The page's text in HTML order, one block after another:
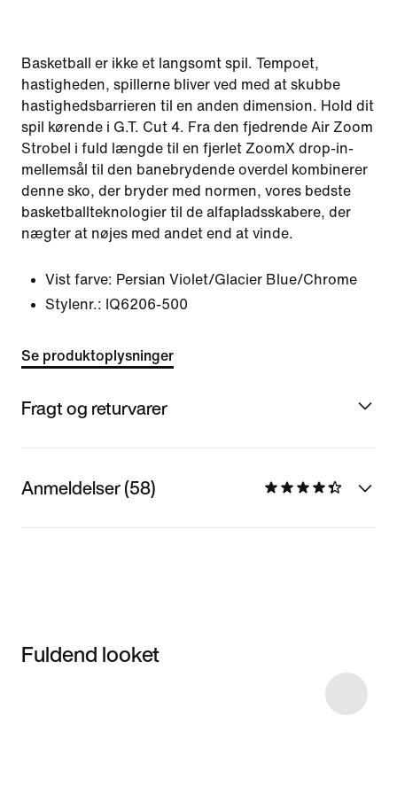
Basketball er ikke et langsomt spil. Tempoet,
hastigheden, spillerne bliver ved med at skubbe
hastighedsbarrieren til en anden dimension. Hold dit
spil kørende i G.T. Cut 4. Fra den fjedrende Air Zoom
Strobel i fuld længde til en fjerlet ZoomX drop-in-
mellemsål til den banebrydende overdel kombinerer
denne sko, der bryder med normen, vores bedste
basketballteknologier til de alfapladsskabere, der
nægter at nøjes med andet end at vinde.
Vist farve: Persian Violet/Glacier Blue/Chrome
Stylenr.: IQ6206-500
Se produktoplysninger
Fragt og returvarer
Anmeldelser (58)
Fuldend looket